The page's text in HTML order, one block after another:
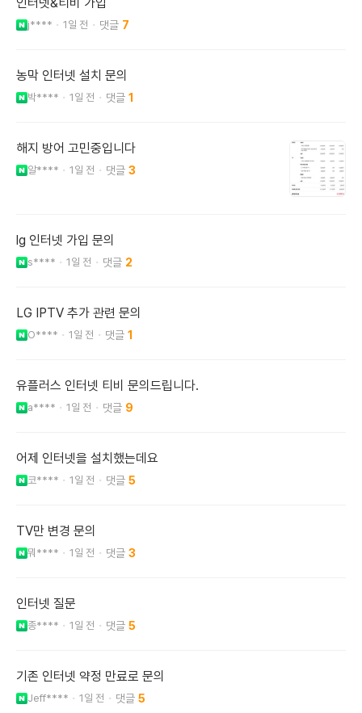
j**** 1일 전 7
농막 인터넷 설치 문의
박**** 1일 전 1
해지 방어 고민중입니다
알**** 1일 전 3
lg 인터넷 가입 문의
s**** 1일 전 2
LG IPTV 추가 관련 문의
O**** 1일 전 1
유플러스 인터넷 티비 문의드립니다.
a**** 1일 전 9
어제 인터넷을 설치했는데요
코**** 1일 전 5
TV만 변경 문의
뭐**** 1일 전 3
인터넷 질문
종**** 1일 전 5
기존 인터넷 약정 만료로 문의
Jeff**** 1일 전 5